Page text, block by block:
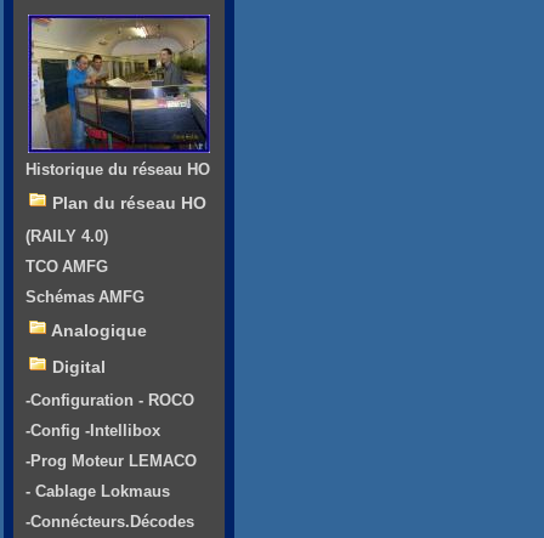
Historique du réseau HO
Plan du réseau HO
(RAILY 4.0)
TCO AMFG
Schémas AMFG
Analogique
Digital
-Configuration - ROCO
-Config -Intellibox
-Prog Moteur LEMACO
- Cablage Lokmaus
-Connécteurs.Décodes